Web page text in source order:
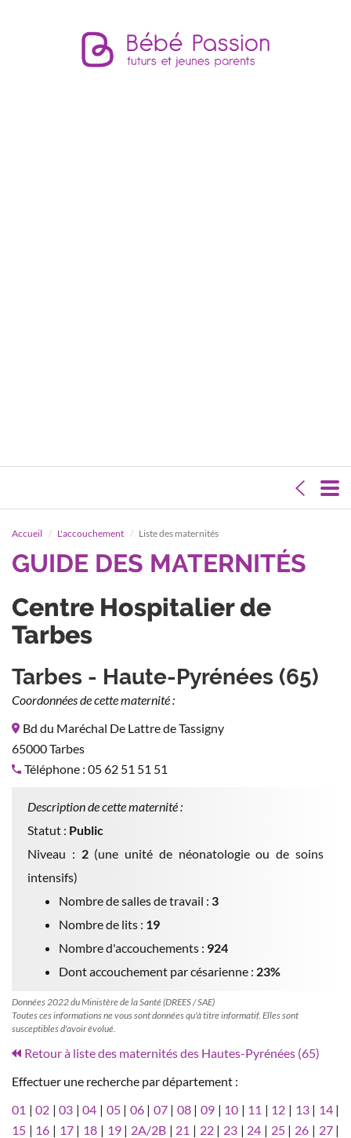
Accueil L'accouchement Liste des maternités
GUIDE DES MATERNITÉS
Centre Hospitalier de
Tarbes
Tarbes - Haute-Pyrénées (65)
Coordonnées de cette maternité :
Bd du Maréchal De Lattre de Tassigny
65000 Tarbes
Téléphone : 05 62 51 51 51
Description de cette maternité :
Statut : Public
Niveau : 2(une unité de néonatologie ou de soins
intensifs)
Nombre de salles de travail : 3
Nombre de lits : 19
Nombre d'accouchements : 924
Dont accouchement par césarienne : 23%
Données 2022 du Ministère de la Santé (DREES / SAE)
Toutes ces informations ne vous sont données qu'à titre informatif. Elles sont
susceptibles d'avoir évolué.
Retour à liste des maternités des Hautes-Pyrénées (65)
Effectuer une recherche par département :
01 |02 |03 |04 | 05| 06| 07| 08| 09 | 10 | 11 | 12 | 13| 14|
15 | 16 | 17| 18 | 19| 2A/2B| 21 | 22| 23 | 24 | 25| 26 | 27|